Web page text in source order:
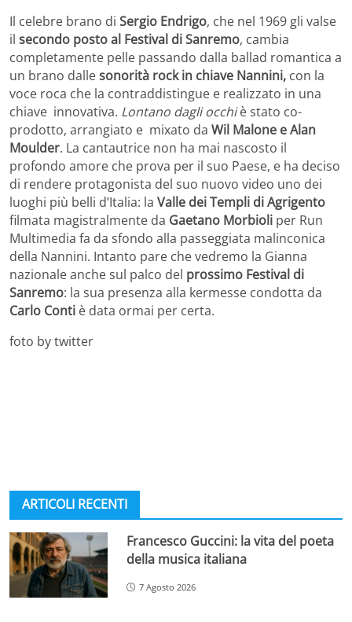
Il celebre brano di Sergio Endrigo, che nel 1969 gli valse
il secondo posto al Festival di Sanremo, cambia
completamente pelle passando dalla ballad romantica a
un brano dallesonorità rock in chiave Nannini, con la
voce roca che la contraddistingue e realizzato in una
chiave innovativa. Lontano dagli occhiè stato co-
prodotto, arrangiato e mixato da Wil Malone e Alan
Moulder. La cantautrice non ha mai nascosto il
profondo amore che prova per il suo Paese, e ha deciso
di rendere protagonista del suo nuovo video uno dei
luoghi più belli d’Italia: la Valle dei Templi di Agrigento
filmata magistralmente da Gaetano Morbioli per Run
Multimedia fa da sfondo alla passeggiata malinconica
della Nannini. Intanto pare che vedremo la Gianna
nazionale anche sul palco del prossimo Festival di
Sanremo: la sua presenza alla kermesse condotta da
Carlo Conti è data ormai per certa.
foto by twitter
ARTICOLI RECENTI
Francesco Guccini: la vita del poeta
della musica italiana
7 Agosto 2026